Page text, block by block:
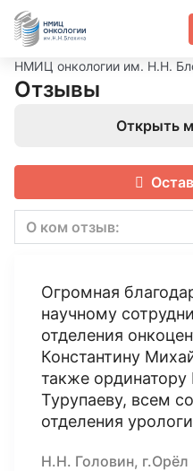
НМИЦ онкологии им. Н.Н.
Отзывы
Открыть
О ком отзыв:
Огромная
научному
отделения
Константину
также
Турупаеву, всем
отделения
Н.Н. Головин, г.Орёл